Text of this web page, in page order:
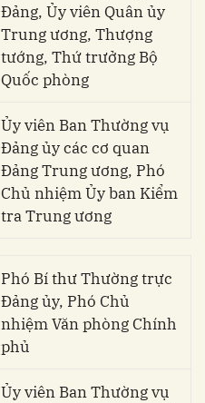
Đảng, Ủy viên Quân ủy
Trung ương, Thượng
tướng, Thứ trưởng Bộ
Quốc phòng
Ủy viên Ban Thường vụ
Đảng ủy các cơ quan
Đảng Trung ương, Phó
Chủ nhiệm Ủy ban Kiểm
tra Trung ương
Phó Bí thư Thường trực
Đảng ủy, Phó Chủ
nhiệm Văn phòng Chính
phủ
Ủy viên Ban Thường vụ